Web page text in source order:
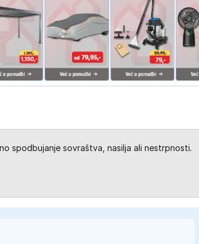
spodbujanje sovraštva, nasilja ali nestrpnosti.